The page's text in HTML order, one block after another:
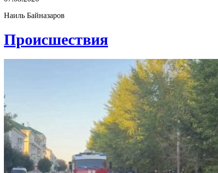
Наиль Байназаров
Проиcшествия